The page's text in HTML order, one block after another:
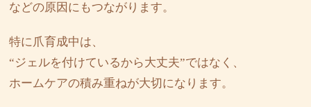
などの原因にもつながります。
特に爪育成中は、
“ジェルを付けているから大丈夫”ではなく、
ホームケアの積み重ねが大切になります。